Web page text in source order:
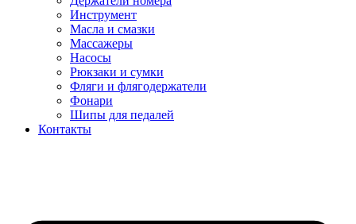
Инструмент
Масла и смазки
Массажеры
Насосы
Рюкзаки и сумки
Фляги и флягодержатели
Фонари
Шипы для педалей
Контакты